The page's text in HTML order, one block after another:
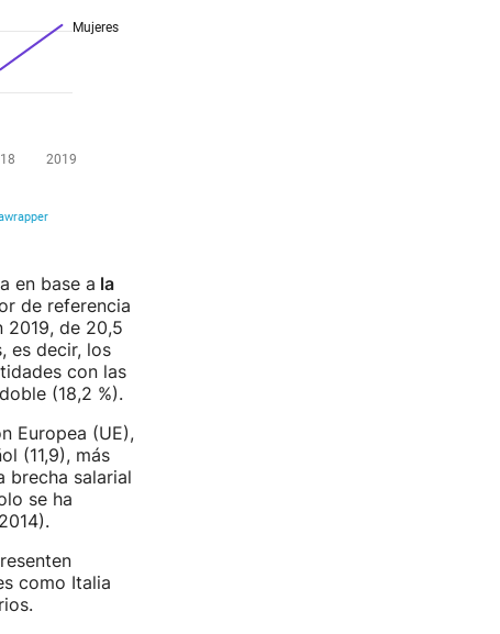
en base a la
de referencia
2019, de 20,5
es decir, los
con las
(18,2 %).
Europea (UE),
(11,9), más
brecha salarial
se ha
como Italia